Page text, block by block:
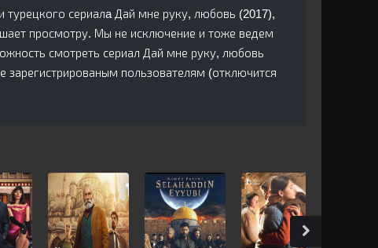
турецкого сериалa Дай мне руку, любовь (2017),
просмотру. Мы не исключение и тоже ведем
смотреть сериал Дай мне руку, любовь
пользователям (отключится